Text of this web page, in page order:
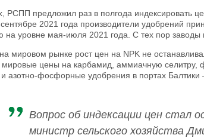
РСПП предложил раз в полгода индексировать
2021 года производители удобрений
на уровне мая-июля 2021 года. С тех пор
мировом рынке рост цен на NPK не
мировые цены на карбамид, аммиачную селитру,
азотно-фосфорные удобрения в портах Балтики
Вопрос об индексации цен стал
министр сельского хозяйства